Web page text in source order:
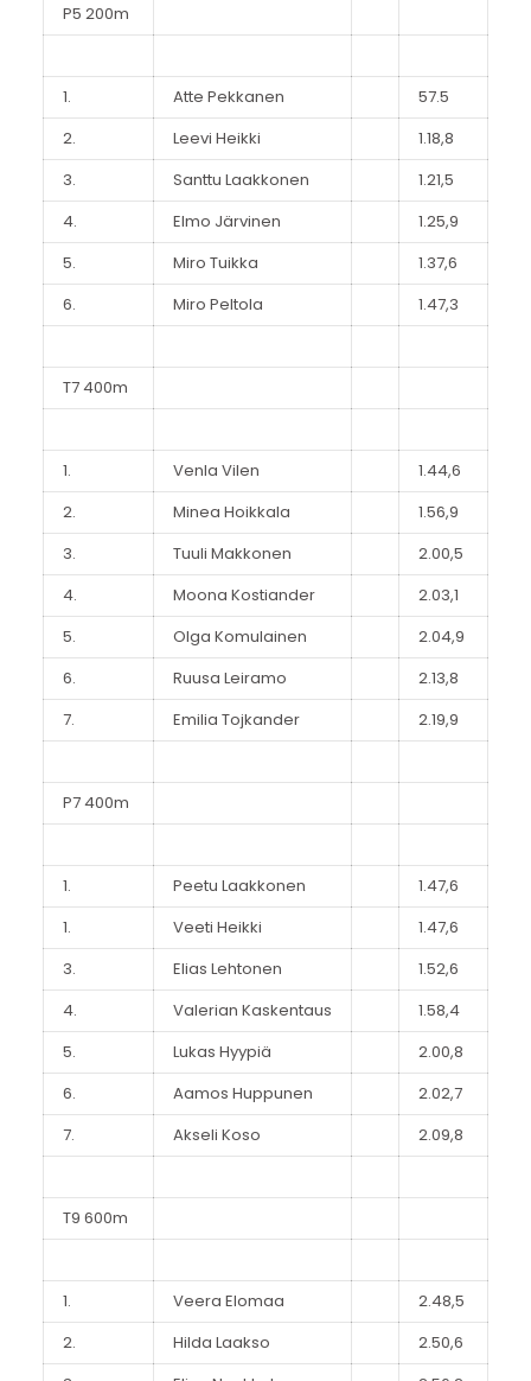
P5 200m
1. Atte Pekkanen
57.5
2.
Leevi Heikki
1.18,8
3.
Santtu Laakkonen
1.21,5
4.
Elmo Järvinen
1.25,9
5.
Miro Tuikka
1.37,6
6.
Miro Peltola 1.47,3
T7 400m
1. Venla Vilen
1.44,6
2.
Minea Hoikkala
1.56,9
3.
Tuuli Makkonen
2.00,5
4.
Moona Kostiander
2.03,1
5.
Olga Komulainen
2.04,9
6.
Ruusa Leiramo
2.13,8
7.
Emilia Tojkander 2.19,9
P7 400m
1. Peetu Laakkonen
1.47,6
1.
Veeti Heikki
1.47,6
3.
Elias Lehtonen
1.52,6
4.
Valerian Kaskentaus
1.58,4
5.
Lukas Hyypiä
2.00,8
6.
Aamos Huppunen
2.02,7
7.
Akseli Koso 2.09,8
T9 600m
1. Veera Elomaa
2.48,5
2.
Hilda Laakso
2.50,6